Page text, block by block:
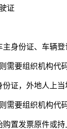
证
主身份证、车辆
需要组织机构代
份证，外地人上
需要组织机构代
购置发票原件或